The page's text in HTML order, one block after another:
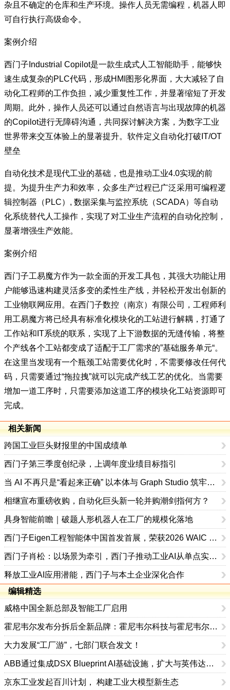
杂且不确定的仓库和生产环境。操作人员无需编程，机器人即
可自行执行高级命令。
案例介绍
西门子Industrial Copilot是一款生成式人工智能助手，能够快
速生成复杂的PLC代码，形成HMI图形化界面，大大减轻了自
动化工程师的工作负担，减少重复性工作，并显著缩短了开发
周期。此外，操作人员还可以通过自然语言与出现故障的机器
的Copilot进行无障碍沟通，共同探讨解决方案，为数字工业
世界带来交互体验上的显著提升。软件定义自动化打破IT/OT
壁垒
自动化技术是现代工业的基础，也是推动工业4.0实现的前
提。为提升生产力和效率，众多生产过程已广泛采用可编程逻
辑控制器（PLC）, 数据采集与监控系统（SCADA）等自动
化系统替代人工操作，实现了对工业生产流程的自动化控制，
显著增强生产效能。
案例介绍
西门子工易魔方作为⼀款全面的开发工具包，其强⼤功能让用
户能够迅速构建灵活多变的柔性生产线，并轻松开发出创新的
工业物联网应用。在西门子数控（南京）有限公司，工程师利
用工易魔方将已经具有标准化模块化的工站进行解耦，打通了
工作站和IT系统的联系，实现了上下游数据的无缝传输，将整
个产线各个工站都变成了适配于工厂需求的”基础服务单元“。
在这里当发现有一个瓶颈工站需要优化时，不需要修改任何代
码，只需要通过“拖拉拽”就可以完成产线工艺的优化。当需要
增加一道工序时，只需要添加这道工序的模块化工站资源即可
完成。
相关新闻
跨国工业巨头财报里的中国成绩单
西门子第三季度创纪录，上调年度业绩目标指引
当 AI 不再只是“看起来正确” 以本体与 Graph Studio 筑牢可信底座，推动制造业 AI 从试验走向规模化
相继宣布重磅收购，自动化巨头新一轮并购潮剑指何方？
具身智能前瞻｜破题人形机器人在工厂的规模化落地
西门子Eigen工程智能体中国首发首展，荣获2026 WAIC SAIL之星奖
西门子肖松：以场景为牵引，西门子推动工业AI从单点实效迈向生产力跃迁
释放工业AI应用潜能，西门子与本土企业深化合作
编辑精选
威格中国全新总部及智能工厂启用
霍尼韦尔发布分拆后全新品牌：霍尼韦尔科技与霍尼韦尔航空航天
大力发展“工厂游”，七部门联合发文！
ABB通过集成DSX Blueprint AI基础设施，扩大与英伟达的合作
京东工业发起百川计划， 构建工业大模型新生态